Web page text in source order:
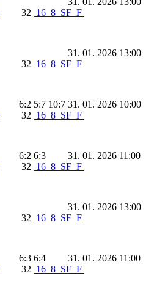
32 16 8 SF F
31. 01. 2026 13:00
32 16 8 SF F
6:2 5:7 10:7 31. 01. 2026 10:00
32 16 8 SF F
6:2 6:3
31. 01. 2026 11:00
32 16 8 SF F
31. 01. 2026 13:00
32 16 8 SF F
6:3 6:4
31. 01. 2026 11:00
32 16 8 SF F